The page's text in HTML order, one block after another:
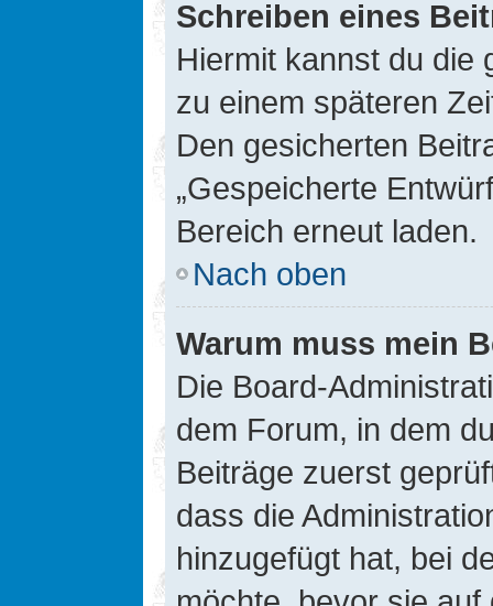
Schreiben eines
Hiermit kannst du die
zu einem späteren
Den gesicherten
„Gespeicherte
Bereich erneut laden.
Nach oben
Warum muss mein
Die Board-
dem Forum, in dem
Beiträge zuerst
dass die
hinzugefügt hat, bei